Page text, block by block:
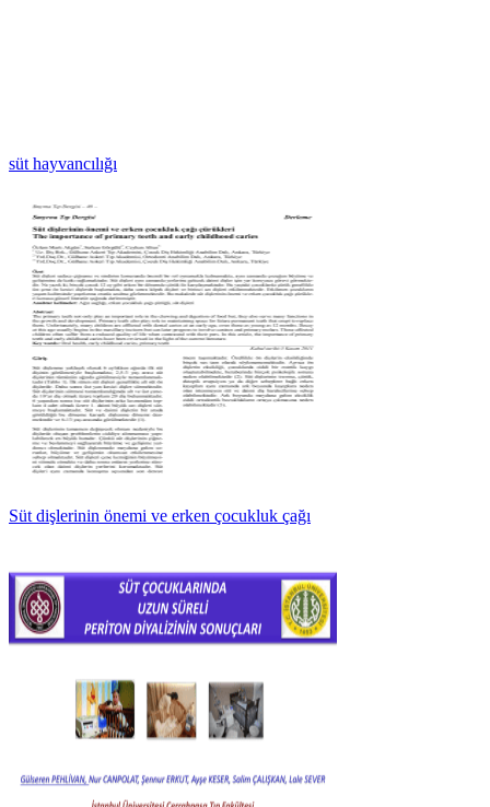
süt hayvancılığı
Süt dişlerinin önemi ve erken çocukluk çağı